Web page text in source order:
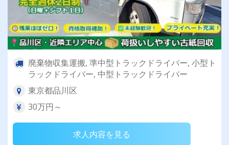
廃棄物収集運搬, 準中型トラックドライバー, 小型ト
ラックドライバー, 中型トラックドライバー
東京都品川区
30万円～
求人内容を見る